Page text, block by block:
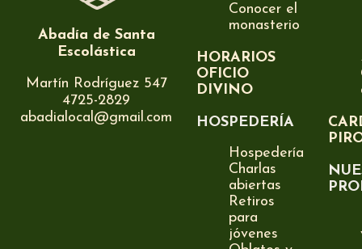
Abadía de Santa
Escolástica
Martín Rodríguez 547
4725-2829
abadialocal@gmail.com
Conocer el
monasterio
HORARIOS
OFICIO
DIVINO
HOSPEDERÍA
Hospedería
Charlas
abiertas
Retiros
para
jóvenes